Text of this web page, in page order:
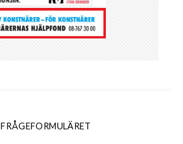
FRÅGEFORMULÄRET